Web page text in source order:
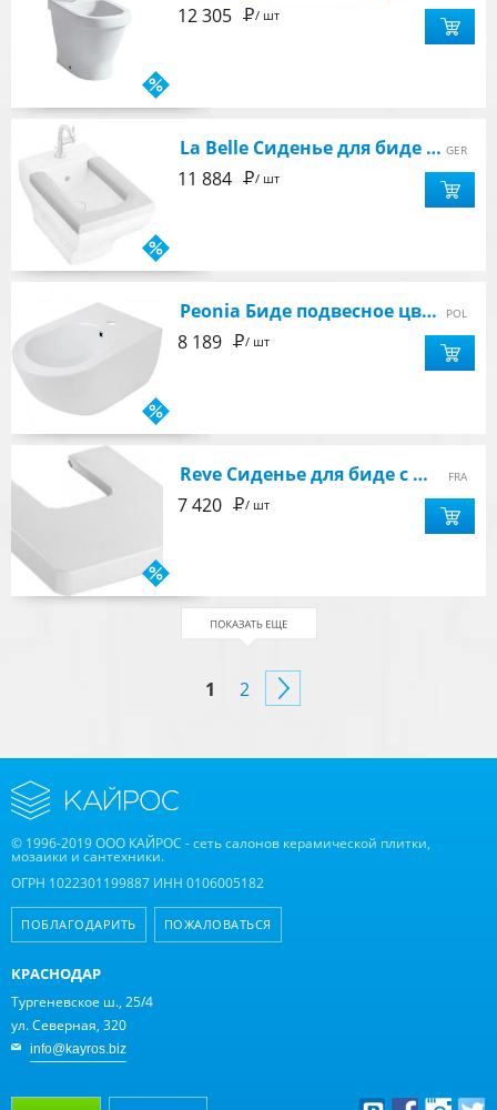
12 305 Р/ шт
La Belle Сиденье для биде с грязеводоотталкивающим покрытием ceramicplus, цвет звезднобелый GER
11 884 Р/ шт
Peonia Биде подвесное цвет белый POL
8 189 Р/ шт
Reve Сиденье для биде с микролифтом (белый) FRA
7 420 Р/ шт
1 2
© 1996-2019 ООО КАЙРОС - сеть салонов керамической плитки,
мозаики и сантехники.
ОГРН 1022301199887 ИНН 0106005182
ПОБЛАГОДАРИТЬ ПОЖАЛОВАТЬСЯ
КРАСНОДАР
Тургеневское ш., 25/4
ул. Северная, 320
info@kayros.biz